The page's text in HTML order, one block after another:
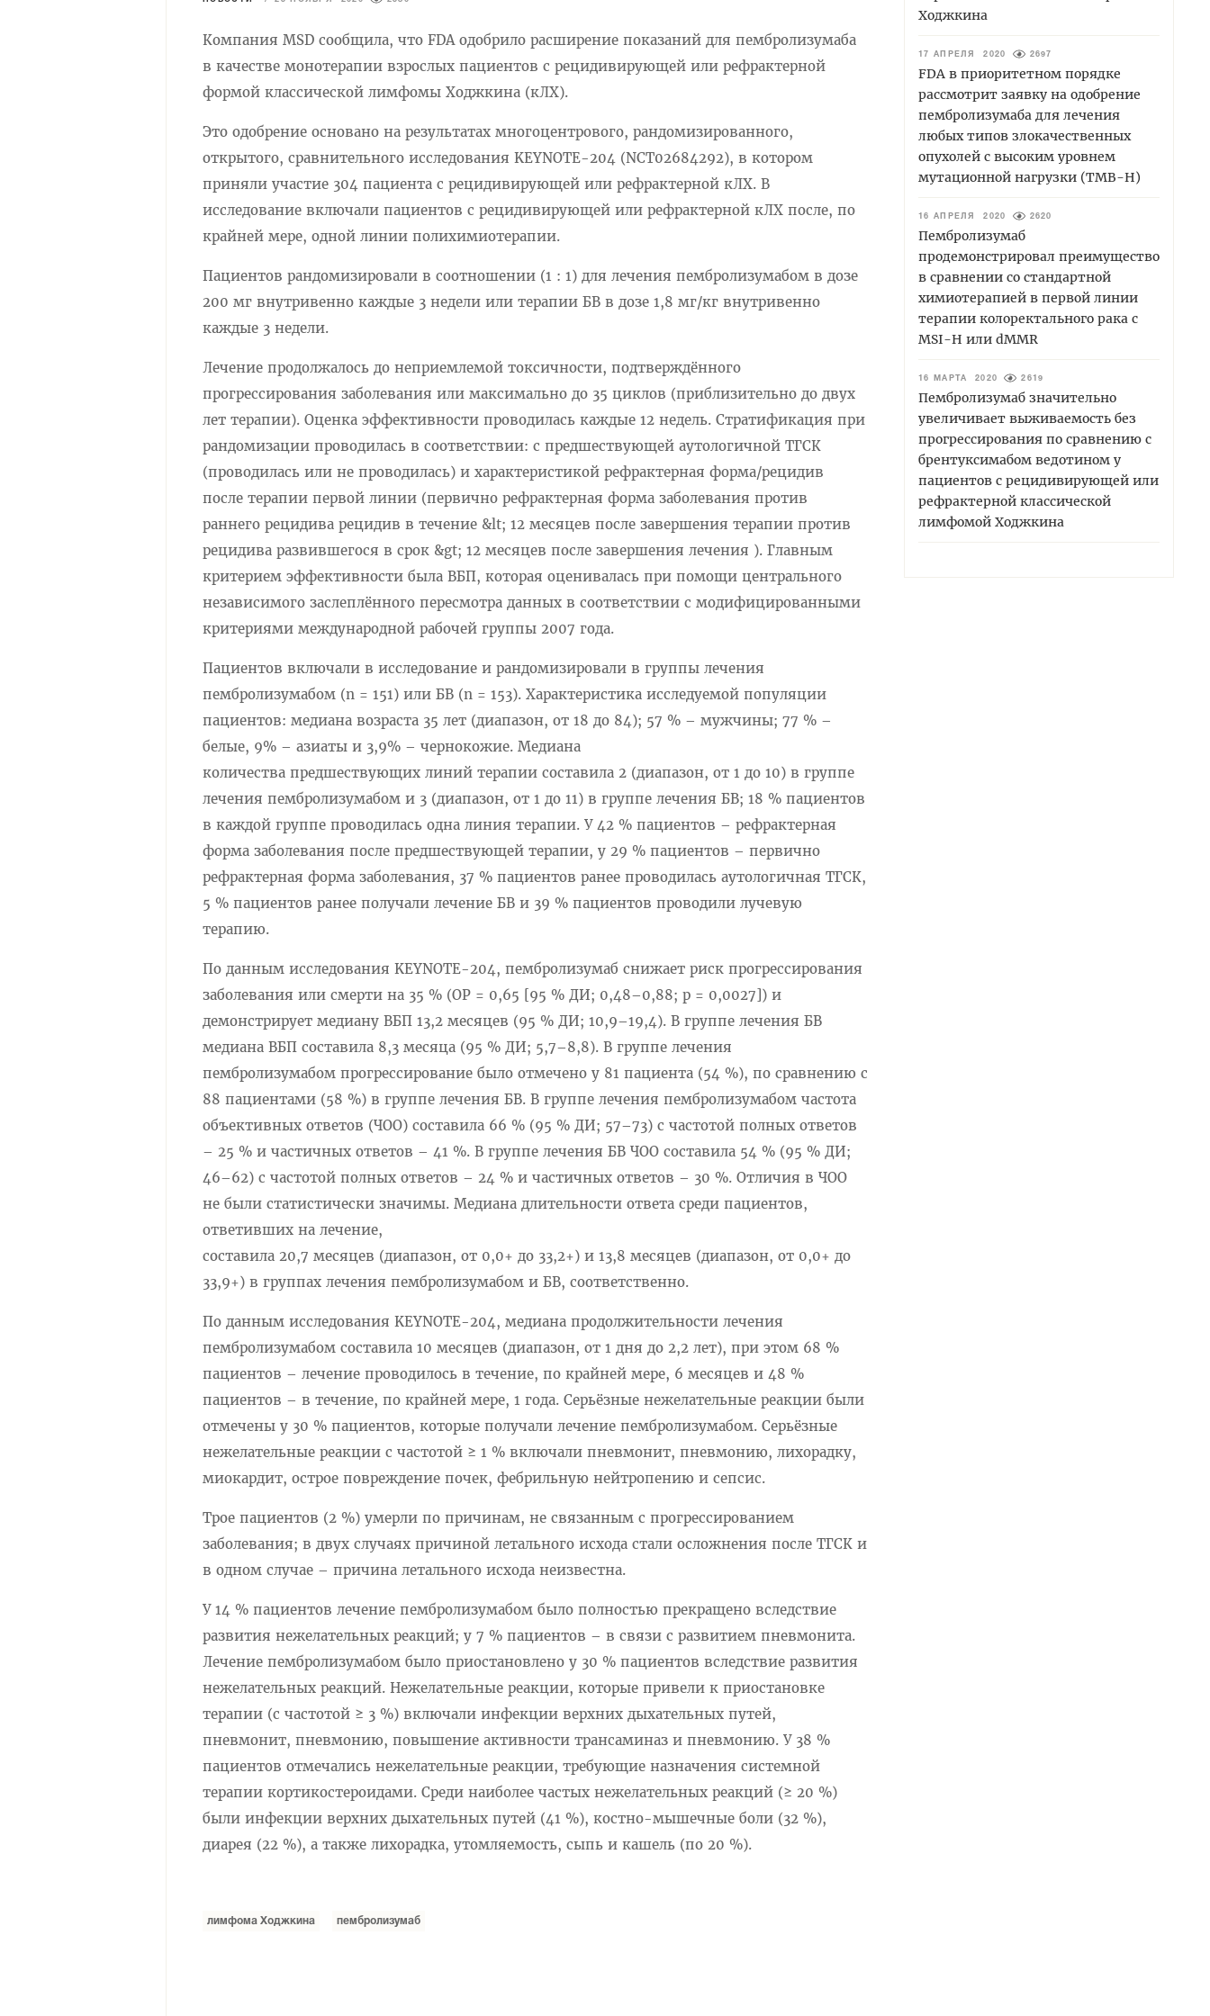
Компания MSD сообщила, что FDA одобрило расширение показаний для пембролизумаба
в качестве монотерапии взрослых пациентов с рецидивирующей или рефрактерной
формой классической лимфомы Ходжкина (кЛХ).
Это одобрение основано на результатах многоцентрового, рандомизированного,
открытого, сравнительного исследования KEYNOTE-204 (NCT02684292), в котором
приняли участие 304 пациента с рецидивирующей или рефрактерной кЛХ. В
исследование включали пациентов с рецидивирующей или рефрактерной кЛХ после, по
крайней мере, одной линии полихимиотерапии.
Пациентов рандомизировали в соотношении (1 : 1) для лечения пембролизумабом в дозе
200 мг внутривенно каждые 3 недели или терапии БВ в дозе 1,8 мг/кг внутривенно
каждые 3 недели.
Лечение продолжалось до неприемлемой токсичности, подтверждённого
прогрессирования заболевания или максимально до 35 циклов (приблизительно до двух
лет терапии). Оценка эффективности проводилась каждые 12 недель. Стратификация при
рандомизации проводилась в соответствии: с предшествующей аутологичной ТГСК
(проводилась или не проводилась) и характеристикой рефрактерная форма/рецидив
после терапии первой линии (первично рефрактерная форма заболевания против
раннего рецидива рецидив в течение &lt; 12 месяцев после завершения терапии против
рецидива развившегося в срок &gt; 12 месяцев после завершения лечения ). Главным
критерием эффективности была ВБП, которая оценивалась при помощи центрального
независимого заслеплённого пересмотра данных в соответствии с модифицированными
критериями международной рабочей группы 2007 года.
Пациентов включали в исследование и рандомизировали в группы лечения
пембролизумабом (n = 151) или БВ (n = 153). Характеристика исследуемой популяции
пациентов: медиана возраста 35 лет (диапазон, от 18 до 84); 57 % – мужчины; 77 % –
белые, 9% – азиаты и 3,9% – чернокожие. Медиана
количества предшествующих линий терапии составила 2 (диапазон, от 1 до 10) в группе
лечения пембролизумабом и 3 (диапазон, от 1 до 11) в группе лечения БВ; 18 % пациентов
в каждой группе проводилась одна линия терапии. У 42 % пациентов – рефрактерная
форма заболевания после предшествующей терапии, у 29 % пациентов – первично
рефрактерная форма заболевания, 37 % пациентов ранее проводилась аутологичная ТГСК,
5 % пациентов ранее получали лечение БВ и 39 % пациентов проводили лучевую
терапию.
По данным исследования KEYNOTE-204, пембролизумаб снижает риск прогрессирования
заболевания или смерти на 35 % (ОР = 0,65 [95 % ДИ; 0,48–0,88; p = 0,0027]) и
демонстрирует медиану ВБП 13,2 месяцев (95 % ДИ; 10,9–19,4). В группе лечения БВ
медиана ВБП составила 8,3 месяца (95 % ДИ; 5,7–8,8). В группе лечения
пембролизумабом прогрессирование было отмечено у 81 пациента (54 %), по сравнению с
88 пациентами (58 %) в группе лечения БВ. В группе лечения пембролизумабом частота
объективных ответов (ЧОО) составила 66 % (95 % ДИ; 57–73) с частотой полных ответов
– 25 % и частичных ответов – 41 %. В группе лечения БВ ЧОО составила 54 % (95 % ДИ;
46–62) с частотой полных ответов – 24 % и частичных ответов – 30 %. Отличия в ЧОО
не были статистически значимы. Медиана длительности ответа среди пациентов,
ответивших на лечение,
составила 20,7 месяцев (диапазон, от 0,0+ до 33,2+) и 13,8 месяцев (диапазон, от 0,0+ до
33,9+) в группах лечения пембролизумабом и БВ, соответственно.
По данным исследования KEYNOTE-204, медиана продолжительности лечения
пембролизумабом составила 10 месяцев (диапазон, от 1 дня до 2,2 лет), при этом 68 %
пациентов – лечение проводилось в течение, по крайней мере, 6 месяцев и 48 %
пациентов – в течение, по крайней мере, 1 года. Серьёзные нежелательные реакции были
отмечены у 30 % пациентов, которые получали лечение пембролизумабом. Серьёзные
нежелательные реакции с частотой ≥ 1 % включали пневмонит, пневмонию, лихорадку,
миокардит, острое повреждение почек, фебрильную нейтропению и сепсис.
Трое пациентов (2 %) умерли по причинам, не связанным с прогрессированием
заболевания; в двух случаях причиной летального исхода стали осложнения после ТГСК и
в одном случае – причина летального исхода неизвестна.
У 14 % пациентов лечение пембролизумабом было полностью прекращено вследствие
развития нежелательных реакций; у 7 % пациентов – в связи с развитием пневмонита.
Лечение пембролизумабом было приостановлено у 30 % пациентов вследствие развития
нежелательных реакций. Нежелательные реакции, которые привели к приостановке
терапии (с частотой ≥ 3 %) включали инфекции верхних дыхательных путей,
пневмонит, пневмонию, повышение активности трансаминаз и пневмонию. У 38 %
пациентов отмечались нежелательные реакции, требующие назначения системной
терапии кортикостероидами. Среди наиболее частых нежелательных реакций (≥ 20 %)
были инфекции верхних дыхательных путей (41 %), костно-мышечные боли (32 %),
диарея (22 %), а также лихорадка, утомляемость, сыпь и кашель (по 20 %).
лимфома Ходжкина пембролизумаб
Ходжкина
17 АПРЕЛЯ 2020 2697
FDA в приоритетном порядке
рассмотрит заявку на одобрение
пембролизумаба для лечения
любых типов злокачественных
опухолей с высоким уровнем
мутационной нагрузки (TMB-H)
16 АПРЕЛЯ 2020 2620
Пембролизумаб
продемонстрировал преимущество
в сравнении со стандартной
химиотерапией в первой линии
терапии колоректального рака с
MSI-H или dMMR
16 МАРТА 2020 2619
Пембролизумаб значительно
увеличивает выживаемость без
прогрессирования по сравнению с
брентуксимабом ведотином у
пациентов с рецидивирующей или
рефрактерной классической
лимфомой Ходжкина